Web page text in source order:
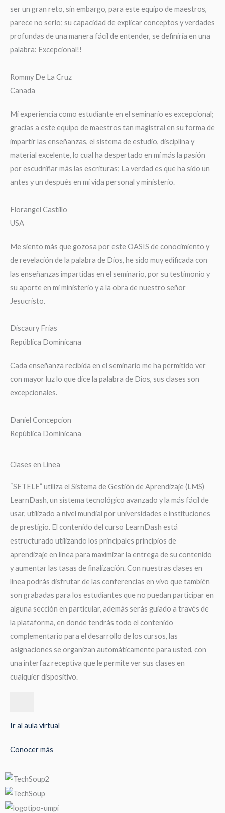
ser un gran reto, sin embargo, para este equipo de maestros,
parece no serlo; su capacidad de explicar conceptos y verdades
profundas de una manera fácil de entender, se definiría en una
palabra: Excepcional!!
Rommy De La Cruz
Canada
Mi experiencia como estudiante en el seminario es excepcional;
gracias a este equipo de maestros tan magistral en su forma de
impartir las enseñanzas, el sistema de estudio, disciplina y
material excelente, lo cual ha despertado en mí más la pasión
por escudriñar más las escrituras; La verdad es que ha sido un
antes y un después en mi vida personal y ministerio.
Florangel Castillo
USA
Me siento más que gozosa por este OASIS de conocimiento y
de revelación de la palabra de Dios, he sido muy edificada con
las enseñanzas impartidas en el seminario, por su testimonio y
su aporte en mi ministerio y a la obra de nuestro señor
Jesucristo.
Discaury Frias
República Dominicana
Cada enseñanza recibida en el seminario me ha permitido ver
con mayor luz lo que dice la palabra de Dios, sus clases son
excepcionales.
Daniel Concepcion
República Dominicana
Clases en Linea
“SETELE” utiliza el Sistema de Gestión de Aprendizaje (LMS)
LearnDash, un sistema tecnológico avanzado y la más fácil de
usar, utilizado a nivel mundial por universidades e instituciones
de prestigio. El contenido del curso LearnDash está
estructurado utilizando los principales principios de
aprendizaje en línea para maximizar la entrega de su contenido
y aumentar las tasas de finalización. Con nuestras clases en
línea podrás disfrutar de las conferencias en vivo que también
son grabadas para los estudiantes que no puedan participar en
alguna sección en particular, además serás guiado a través de
la plataforma, en donde tendrás todo el contenido
complementario para el desarrollo de los cursos, las
asignaciones se organizan automáticamente para usted, con
una interfaz receptiva que le permite ver sus clases en
cualquier dispositivo.
Ir al aula virtual
Conocer más